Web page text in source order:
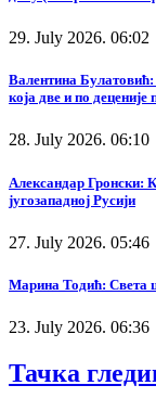
29. July 2026. 06:02
Валентина
која две и по
28. July 2026. 06:10
Александар Гронски:
југозападној Русији
27. July 2026. 05:46
Марина Тодић: Света
23. July 2026. 06:36
Тачка